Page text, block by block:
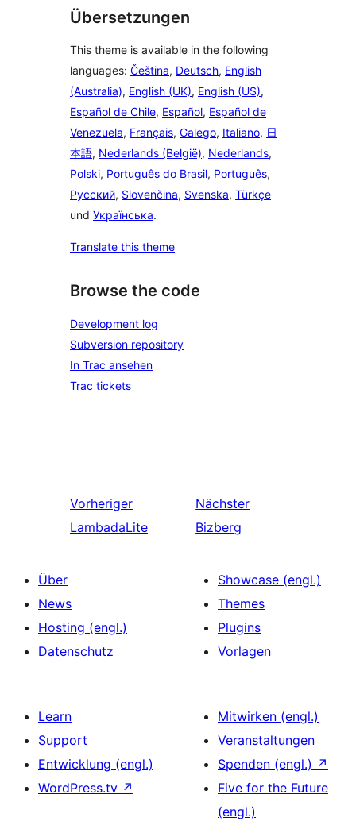
Übersetzungen
This theme is available in the following
languages: Čeština, Deutsch, English
(Australia), English (UK), English (US),
Español de Chile, Español, Español de
Venezuela, Français, Galego, Italiano, 日
本語, Nederlands (België), Nederlands,
Polski, Português do Brasil, Português,
Русский, Slovenčina, Svenska, Türkçe
und Українська.
Translate this theme
Browse the code
Development log
Subversion repository
In Trac ansehen
Trac tickets
Vorheriger
LambadaLite
Nächster
Bizberg
Über
News
Hosting (engl.)
Datenschutz
Showcase (engl.)
Themes
Plugins
Vorlagen
Learn
Support
Entwicklung (engl.)
WordPress.tv ↗
Mitwirken (engl.)
Veranstaltungen
Spenden (engl.) ↗
Five for the Future
(engl.)